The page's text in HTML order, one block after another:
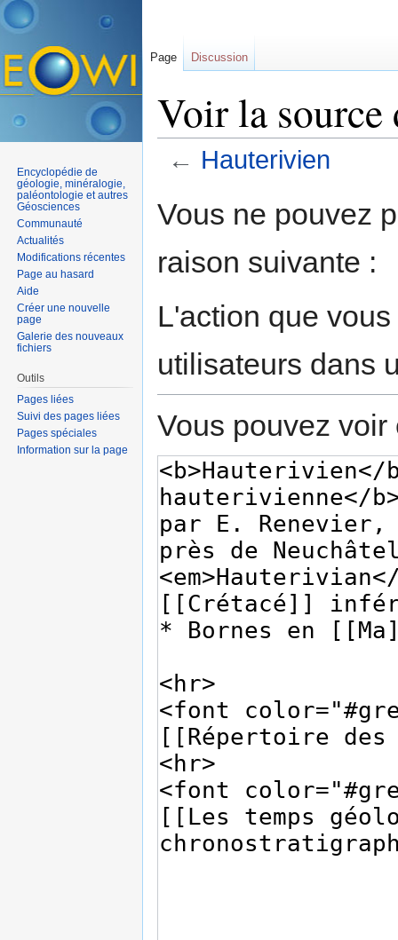
Voir la
← Hauterivien
Vous ne pouvez
raison suivante :
L'action que
utilisateurs dans
Vous pouvez
Page Discussion
Encyclopédie de
géologie, minéralogie,
paléontologie et autres
Géosciences
Communauté
Actualités
Modifications récentes
Page au hasard
Aide
Créer une nouvelle
page
Galerie des nouveaux
fichiers
Outils
Pages liées
Suivi des pages liées
Pages spéciales
Information sur la page